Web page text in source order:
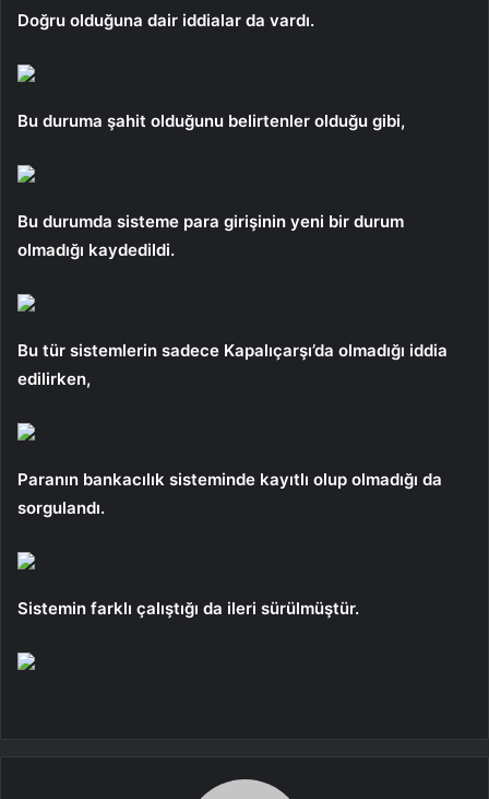
Doğru olduğuna dair iddialar da vardı.
Bu duruma şahit olduğunu belirtenler olduğu gibi,
Bu durumda sisteme para girişinin yeni bir durum
olmadığı kaydedildi.
Bu tür sistemlerin sadece Kapalıçarşı’da olmadığı iddia
edilirken,
Paranın bankacılık sisteminde kayıtlı olup olmadığı da
sorgulandı.
Sistemin farklı çalıştığı da ileri sürülmüştür.